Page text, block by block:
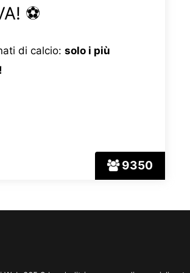
9350
⚽
di calcio:
solo i più